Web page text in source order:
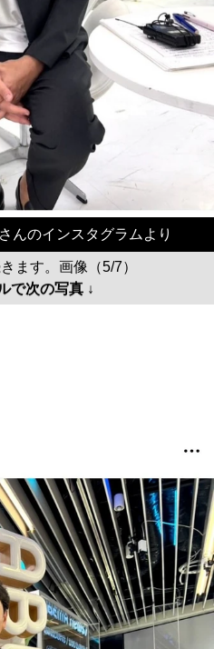
んのインスタグラムより
ます。画像（5/7）
で次の写真 ↓